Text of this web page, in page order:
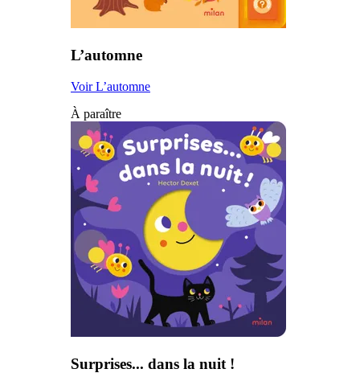
L’automne
Voir L’automne
À paraître
Surprises... dans la nuit !